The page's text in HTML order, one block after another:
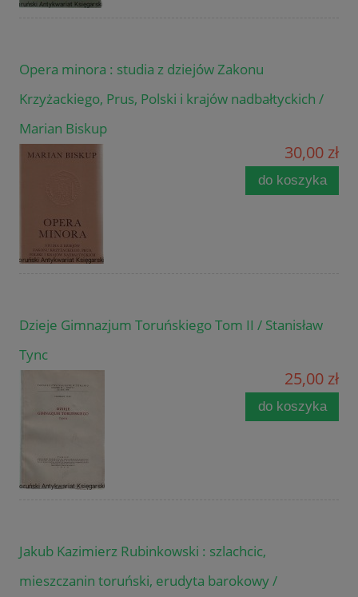
Opera minora : studia z dziejów Zakonu
Krzyżackiego, Prus, Polski i krajów nadbałtyckich /
Marian Biskup
30,00 zł
do koszyka
Dzieje Gimnazjum Toruńskiego Tom II / Stanisław
Tync
25,00 zł
do koszyka
Jakub Kazimierz Rubinkowski : szlachcic,
mieszczanin toruński, erudyta barokowy /